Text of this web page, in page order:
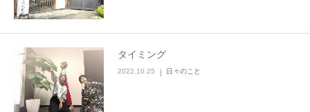
タイミング
2022.10.25 日々のこと